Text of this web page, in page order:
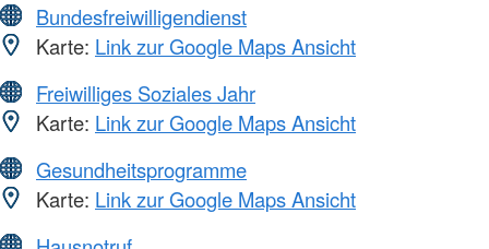
Bundesfreiwilligendienst
Karte: Link zur Google Maps Ansicht
Freiwilliges Soziales Jahr
Karte: Link zur Google Maps Ansicht
Gesundheitsprogramme
Karte: Link zur Google Maps Ansicht